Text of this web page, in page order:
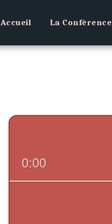
Accueil La Confèrence